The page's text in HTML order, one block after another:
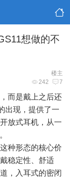
想做的不
楼主
242 7
而是戴上之后还
出现，提供了一
放式耳机，从一
种形态的核心价
稳定性、舒适
，入耳式的密闭